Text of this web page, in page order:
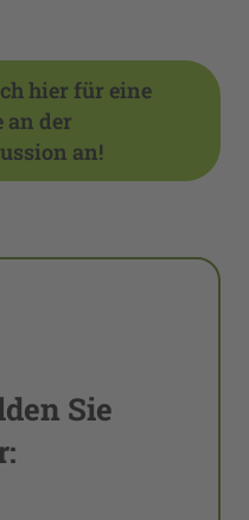
hier für eine
an der
an!
Sie